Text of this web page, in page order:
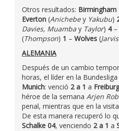
Otros resultados: Birmingham
Everton (Anichebey Yakubu)
Davies, Muamba y Taylor) 4 –
(Thompson) 1 – Wolves (Jarvis
ALEMANIA
Después de un cambio
horas, el líder en la
Munich: venció 2 a 1 a
héroe de la semana Arjen
penal, mientras que en la
De esta manera recuperó lo
Schalke 04, venciendo 2 a 1 a